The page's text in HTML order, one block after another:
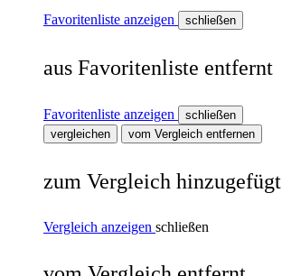
Favoritenliste anzeigen schließen
aus Favoritenliste entfernt
Favoritenliste anzeigen
schließen
vergleichen
vom Vergleich entfernen
zum Vergleich hinzugefügt
Vergleich anzeigen schließen